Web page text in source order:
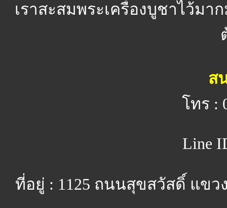
เราสะสมพระเครื่องบูชาไว้ม
ส
โทร :
Line
ที่อยู่ : 1125 ถนนสุขสวัสดิ์ แขว